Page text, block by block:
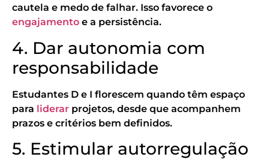
cautela e medo de falhar. Isso favorece o
engajamento e a persistência.
4. Dar autonomia com
responsabilidade
Estudantes D e I florescem quando têm espaço
para liderar projetos, desde que acompanhem
prazos e critérios bem definidos.
5. Estimular autorregulação